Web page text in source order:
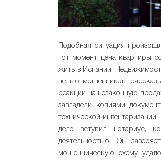
Подобная ситуация
тот момент цена квартиры
жить в Испании.
целью мошенников,
реакции на незаконную
завладели копиями
технической
дело вступил нотариус,
деятельностью. Он
мошенническую схему